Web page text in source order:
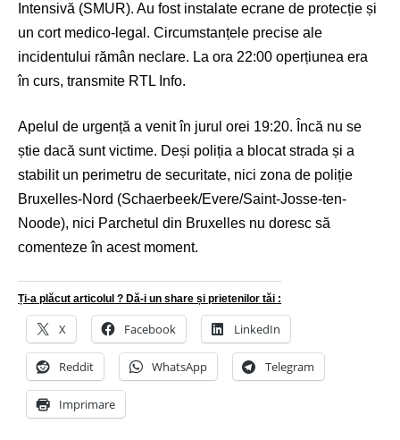
Intensivă (SMUR). Au fost instalate ecrane de protecție și
un cort medico-legal. Circumstanțele precise ale
incidentului rămân neclare. La ora 22:00 operțiunea era
în curs, transmite RTL Info.
Apelul de urgență a venit în jurul orei 19:20. Încă nu se
știe dacă sunt victime. Deși poliția a blocat strada și a
stabilit un perimetru de securitate, nici zona de poliție
Bruxelles-Nord (Schaerbeek/Evere/Saint-Josse-ten-
Noode), nici Parchetul din Bruxelles nu doresc să
comenteze în acest moment.
Ți-a plăcut articolul ? Dă-i un share și prietenilor tăi :
X Facebook LinkedIn
Reddit WhatsApp Telegram
Imprimare